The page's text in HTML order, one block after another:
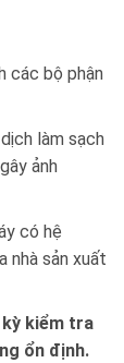
các bộ phận
làm sạch
ảnh
có hệ
nhà sản xuất
kỳ kiểm tra
ổn định.